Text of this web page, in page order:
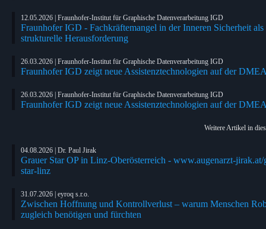
12.05.2026 | Fraunhofer-Institut für Graphische Datenverarbeitung IGD
Fraunhofer IGD - Fachkräftemangel in der Inneren Sicherheit als
strukturelle Herausforderung
26.03.2026 | Fraunhofer-Institut für Graphische Datenverarbeitung IGD
Fraunhofer IGD zeigt neue Assistenztechnologien auf der
26.03.2026 | Fraunhofer-Institut für Graphische Datenverarbeitung IGD
Fraunhofer IGD zeigt neue Assistenztechnologien auf der
Weitere Artikel in
04.08.2026 | Dr. Paul Jirak
Grauer Star OP in Linz-Oberösterreich - www.augenarzt-jirak.at/
star-linz
31.07.2026 | eyroq s.r.o.
Zwischen Hoffnung und Kontrollverlust – warum Menschen
zugleich benötigen und fürchten